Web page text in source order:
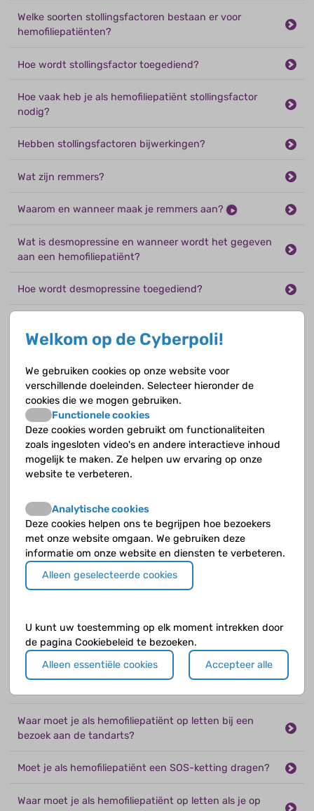
Welke soorten stollingsfactoren bestaan er voor
hemofiliepatiënten?
Hoe wordt stollingsfactor toegediend?
Hoe vaak heb je als hemofiliepatiënt stollingsfactor
nodig?
Hebben stollingsfactoren bijwerkingen?
Wat zijn remmers?
Waarom en wanneer maak je remmers aan?
Wat is desmopressine en wanneer wordt het gegeven
aan een hemofiliepatiënt?
Hoe wordt desmopressine toegediend?
gegeven aan een hemofiliepatiënt?
Hoe wordt het toegediend?
Heeft tranexaminezuur bijwerkingen?
Zijn er leefregels en adviezen voor hemofiliepatiënten?
Kun je als hemofiliepatiënt sporten?
Moet je als hemofiliepatiënt letten op je
lichaamsgewicht?
Moet je je als hemofiliepatiënt speciaal beschermen?
Zijn er medicijnen die je niet mag gebruiken als
hemofiliepatiënt?
Mag een hemofiliepatiënt gewoon gevaccineerd
Waar moet je als hemofiliepatiënt op letten bij een
bezoek aan de tandarts?
Moet je als hemofiliepatiënt een SOS-ketting dragen?
Waar moet je als hemofiliepatiënt op letten als je op
Welkom op de Cyberpoli!
We gebruiken cookies op onze website voor
verschillende doeleinden. Selecteer hieronder de
cookies die we mogen gebruiken.
Functionele cookies
Deze cookies worden gebruikt om functionaliteiten
zoals ingesloten video's en andere interactieve inhoud
mogelijk te maken. Ze helpen uw ervaring op onze
website te verbeteren.
Analytische cookies
Deze cookies helpen ons te begrijpen hoe bezoekers
met onze website omgaan. We gebruiken deze
informatie om onze website en diensten te verbeteren.
Alleen geselecteerde cookies
U kunt uw toestemming op elk moment intrekken door
de pagina Cookiebeleid te bezoeken.
Alleen essentiële cookies
Accepteer alle